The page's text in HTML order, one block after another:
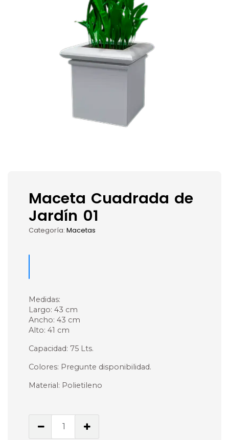
Maceta Cuadrada de
Jardín 01
Categoría: Macetas
Medidas:
Largo: 43 cm
Ancho: 43 cm
Alto: 41 cm
Capacidad: 75 Lts.
Colores: Pregunte disponibilidad.
Material: Polietileno